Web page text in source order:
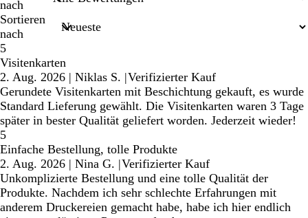
nach
Sortieren
nach
5
Visitenkarten
2. Aug. 2026 | Niklas S. |Verifizierter Kauf
Gerundete Visitenkarten mit Beschichtung gekauft, es wurde
Standard Lieferung gewählt. Die Visitenkarten waren 3 Tage
später in bester Qualität geliefert worden. Jederzeit wieder!
5
Einfache Bestellung, tolle Produkte
2. Aug. 2026 | Nina G. |Verifizierter Kauf
Unkomplizierte Bestellung und eine tolle Qualität der
Produkte. Nachdem ich sehr schlechte Erfahrungen mit
anderem Druckereien gemacht habe, habe ich hier endlich